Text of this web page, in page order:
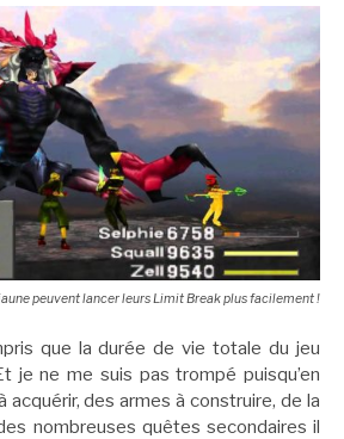
peuvent lancer leurs Limit Break plus facilement !
que la durée de vie totale du jeu
je ne me suis pas trompé puisqu’en
acquérir, des armes à construire, de la
nombreuses quêtes secondaires il